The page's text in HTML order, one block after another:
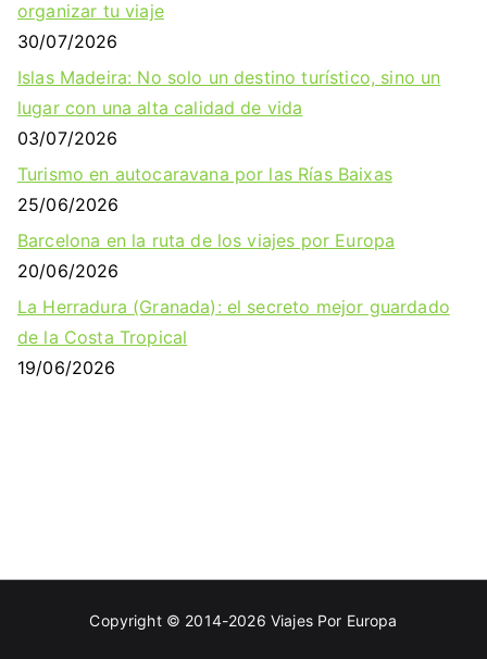
organizar tu viaje
30/07/2026
Islas Madeira: No solo un destino turístico, sino un
lugar con una alta calidad de vida
03/07/2026
Turismo en autocaravana por las Rías Baixas
25/06/2026
Barcelona en la ruta de los viajes por Europa
20/06/2026
La Herradura (Granada): el secreto mejor guardado
de la Costa Tropical
19/06/2026
Copyright © 2014-2026 Viajes Por Europa